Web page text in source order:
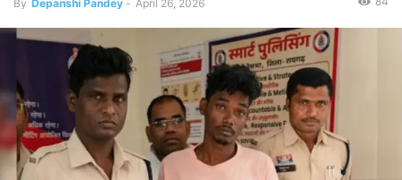
By Depanshi Pandey - April 26, 2026